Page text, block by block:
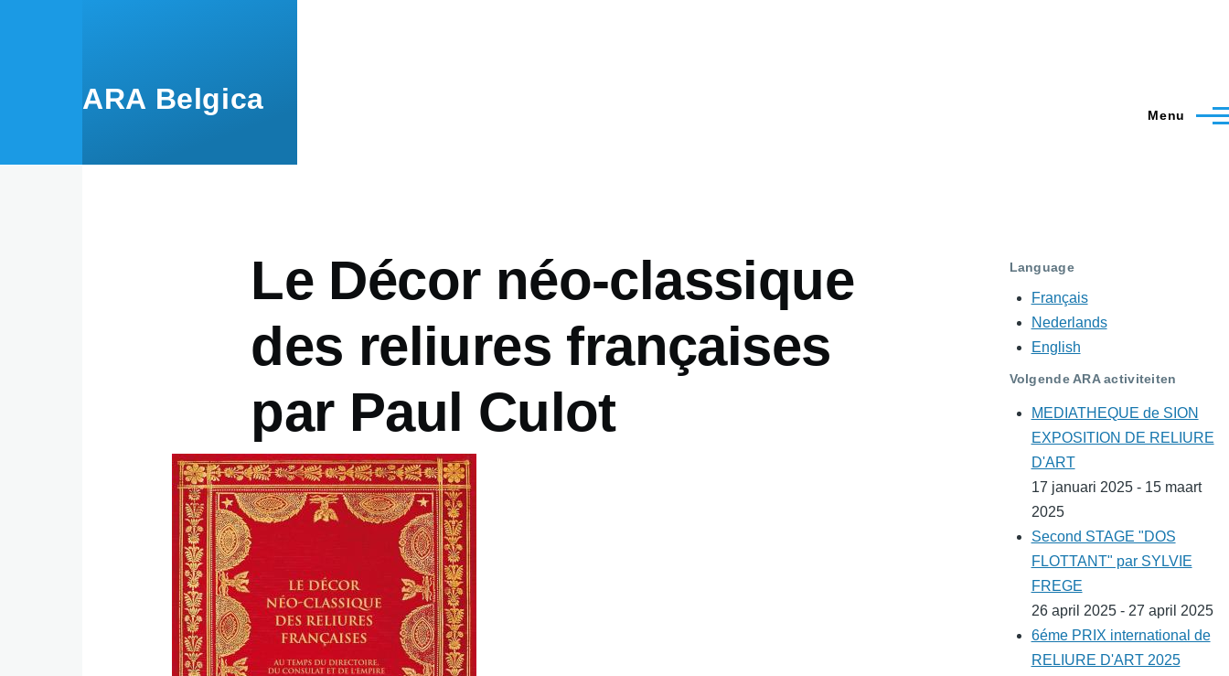
ARA Belgica Menu
Le Décor néo-classique
des reliures françaises
par Paul Culot
Language
Français
Nederlands
English
Volgende ARA activiteiten
MEDIATHEQUE de SION
EXPOSITION DE RELIURE
D'ART
17 januari 2025 - 15 maart
2025
Second STAGE "DOS
FLOTTANT" par SYLVIE
FREGE
26 april 2025 - 27 april 2025
6éme PRIX international de
RELIURE D'ART 2025